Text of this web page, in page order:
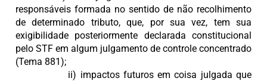
responsáveis formada no sentido de não recolhimento
de determinado tributo, que, por sua vez, tem sua
exigibilidade posteriormente declarada constitucional
pelo STF em algum julgamento de controle concentrado
(Tema 881);
ii) impactos futuros em coisa julgada que